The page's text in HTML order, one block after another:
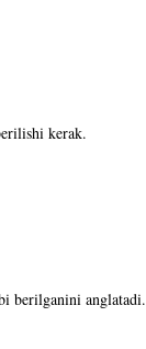
kerak.
berilganini anglatadi.